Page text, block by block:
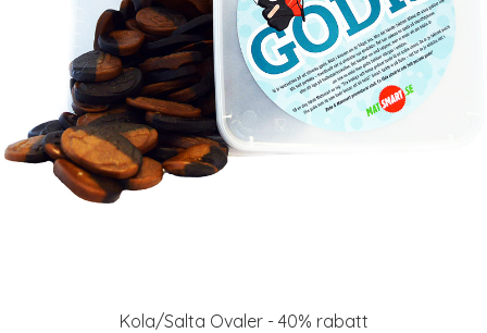
Kola/Salta Ovaler - 40% rabatt